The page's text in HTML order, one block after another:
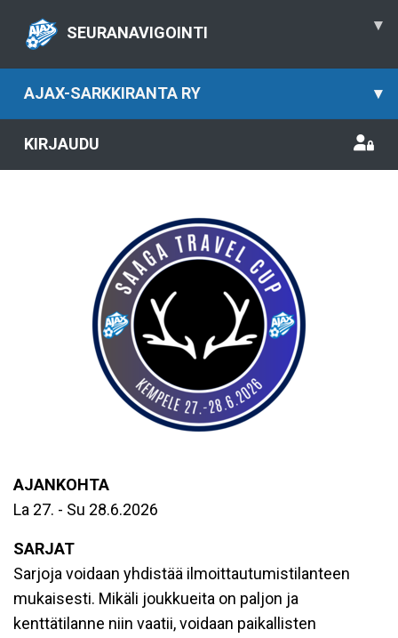
SEURANAVIGOINTI ▾
AJAX-SARKKIRANTA RY ▾
KIRJAUDU
AJANKOHTA
La 27. - Su 28.6.2026
SARJAT
Sarjoja voidaan yhdistää ilmoittautumistilanteen
mukaisesti. Mikäli joukkueita on paljon ja
kenttätilanne niin vaatii, voidaan paikallisten